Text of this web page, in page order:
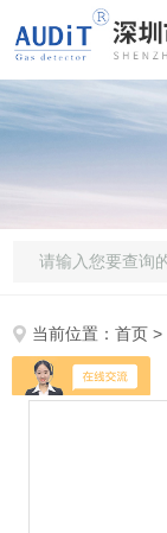
当前位置：首页 >